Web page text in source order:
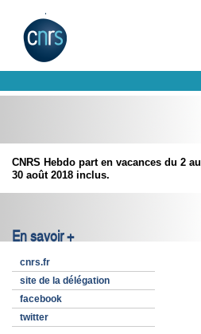
CNRS Hebdo part en vacances du 2 au
30 août 2018 inclus.
En savoir +
cnrs.fr
site de la délégation
facebook
twitter